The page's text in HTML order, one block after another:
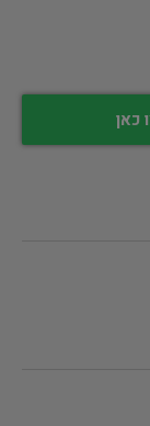
כאן